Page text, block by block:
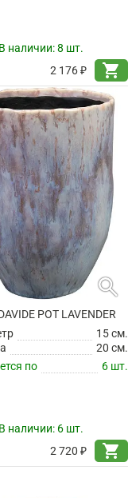
наличии:8 шт.
2 176 ₽
shopping_cart
search
POT LAVENDER
15 см.
20 см.
по
6 шт.
наличии: 6 шт.
2 720 ₽
shopping_cart